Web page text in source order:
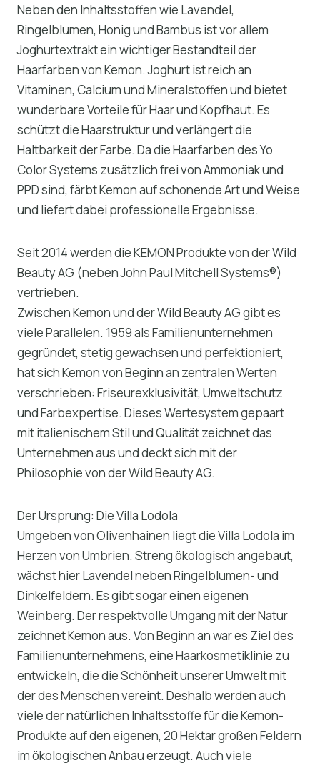
Neben den Inhaltsstoffen wie Lavendel,
Ringelblumen, Honig und Bambus ist vor allem
Joghurtextrakt ein wichtiger Bestandteil der
Haarfarben von Kemon. Joghurt ist reich an
Vitaminen, Calcium und Mineralstoffen und bietet
wunderbare Vorteile für Haar und Kopfhaut. Es
schützt die Haarstruktur und verlängert die
Haltbarkeit der Farbe. Da die Haarfarben des Yo
Color Systems zusätzlich frei von Ammoniak und
PPD sind, färbt Kemon auf schonende Art und Weise
und liefert dabei professionelle Ergebnisse.
Seit 2014 werden die KEMON Produkte von der Wild
Beauty AG (neben John Paul Mitchell Systems®)
vertrieben.
Zwischen Kemon und der Wild Beauty AG gibt es
viele Parallelen. 1959 als Familienunternehmen
gegründet, stetig gewachsen und perfektioniert,
hat sich Kemon von Beginn an zentralen Werten
verschrieben: Friseurexklusivität, Umweltschutz
und Farbexpertise. Dieses Wertesystem gepaart
mit italienischem Stil und Qualität zeichnet das
Unternehmen aus und deckt sich mit der
Philosophie von der Wild Beauty AG.
Der Ursprung: Die Villa Lodola
Umgeben von Olivenhainen liegt die Villa Lodola im
Herzen von Umbrien. Streng ökologisch angebaut,
wächst hier Lavendel neben Ringelblumen- und
Dinkelfeldern. Es gibt sogar einen eigenen
Weinberg. Der respektvolle Umgang mit der Natur
zeichnet Kemon aus. Von Beginn an war es Ziel des
Familienunternehmens, eine Haarkosmetiklinie zu
entwickeln, die die Schönheit unserer Umwelt mit
der des Menschen vereint. Deshalb werden auch
viele der natürlichen Inhaltsstoffe für die Kemon-
Produkte auf den eigenen, 20 Hektar großen Feldern
im ökologischen Anbau erzeugt. Auch viele